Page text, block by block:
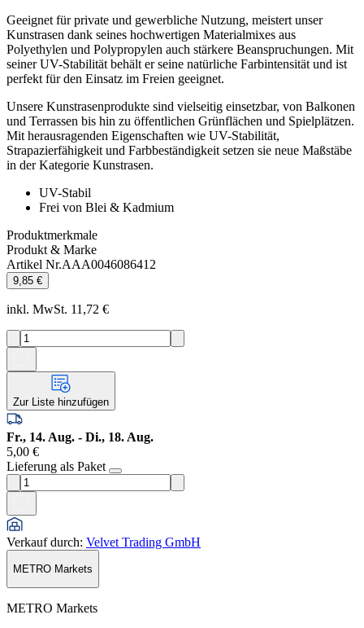
Geeignet für private und gewerbliche Nutzung, meistert unser
Kunstrasen dank seines hochwertigen Materialmixes aus
Polyethylen und Polypropylen auch stärkere Beanspruchungen. Mit
seiner UV-Stabilität behält er seine natürliche Farbintensität und ist
perfekt für den Einsatz im Freien geeignet.
Unsere Kunstrasenprodukte sind vielseitig einsetzbar, von Balkonen
und Terrassen bis hin zu öffentlichen Grünflächen und Spielplätzen.
Mit herausragenden Eigenschaften wie UV-Stabilität,
Strapazierfähigkeit und Farbbeständigkeit setzen sie neue Maßstäbe
in der Kategorie Kunstrasen.
UV-Stabil
Frei von Blei & Kadmium
Produktmerkmale
Produkt & Marke
Artikel Nr.AAA0046086412
9,85 €
inkl. MwSt. 11,72 €
Zur Liste hinzufügen
Fr., 14. Aug. - Di., 18. Aug.
5,00 €
Lieferung als Paket
Verkauf durch: Velvet Trading GmbH
METRO Markets
METRO Markets